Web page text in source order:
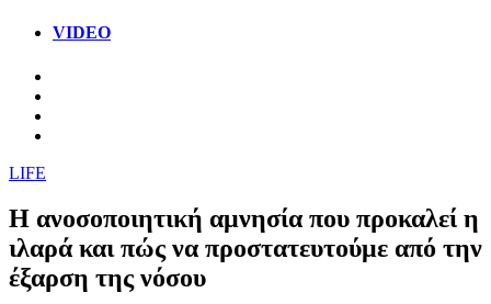
VIDEO
LIFE
Η ανοσοποιητική αμνησία που προκαλεί η
ιλαρά και πώς να προστατευτούμε από την
έξαρση της νόσου